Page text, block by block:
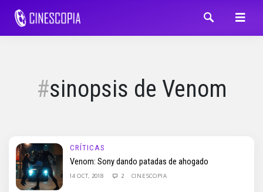
sinopsis de Venom
CRÍTICAS
Venom: Sony dando patadas de ahogado
14 OCT, 2018 2 CINESCOPIA